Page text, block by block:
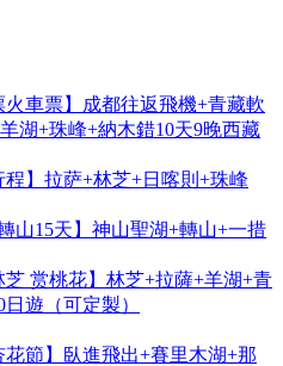
火車票】成都往返飛機+青藏軟
湖+珠峰+納木錯10天9晚西藏
程】拉萨+林芝+日喀則+珠峰
山15天】神山聖湖+轉山+一措
芝 赏桃花】林芝+拉薩+羊湖+青
遊（可定製）
花節】臥進飛出+賽里木湖+那